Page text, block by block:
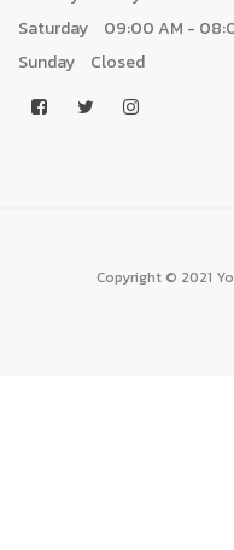
Saturday
09:00 AM -
Sunday
Closed
Copyright © 2021